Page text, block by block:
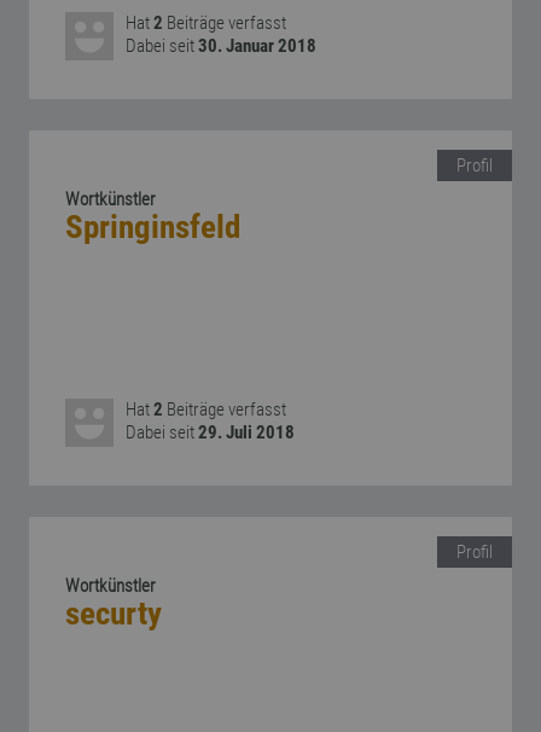
Hat2 Beiträge verfasst
Dabei seit30. Januar 2018
Profil
Wortkünstler
Springinsfeld
Hat2 Beiträge verfasst
Dabei seit29. Juli 2018
Profil
Wortkünstler
securty